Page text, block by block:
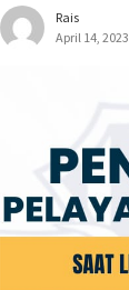
Rais
April 14, 2023